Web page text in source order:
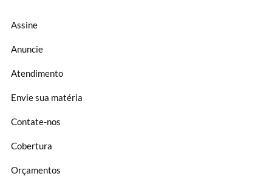
Assine
Anuncie
Atendimento
Envie sua matéria
Contate-nos
Cobertura
Orçamentos